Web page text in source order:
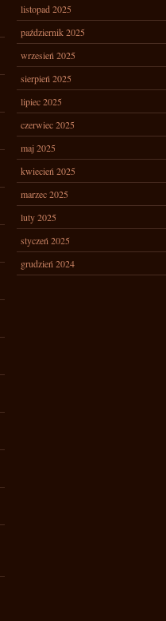
listopad 2025
październik 2025
wrzesień 2025
sierpień 2025
lipiec 2025
czerwiec 2025
maj 2025
kwiecień 2025
marzec 2025
luty 2025
styczeń 2025
grudzień 2024